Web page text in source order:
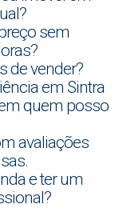
sem
de vender?
em Sintra
quem posso
avaliações
e ter um